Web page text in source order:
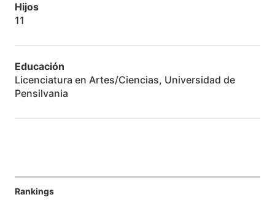
Hijos
11
Educación
Licenciatura en Artes/Ciencias, Universidad de
Pensilvania
Rankings